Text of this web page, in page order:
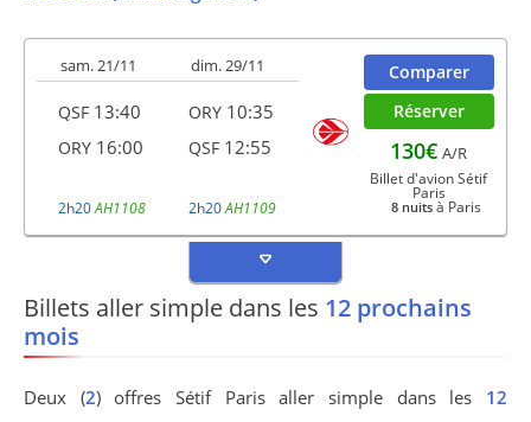
sam. 21/11
QSF 13:40
ORY 16:00
2h20AH1108
dim. 29/11
ORY 10:35
QSF 12:55
2h20AH1109
Comparer
Réserver
130€ A/R
Billet d'avion Sétif
Paris
8 nuits à Paris
Billets aller simple dans les 12 prochains
mois
Deux (2) offres Sétif Paris aller simple dans les 12